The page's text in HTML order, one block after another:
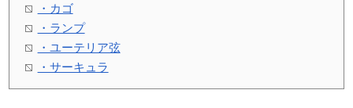
・カゴ
・ランプ
・ユーテリア弦
・サーキュラ